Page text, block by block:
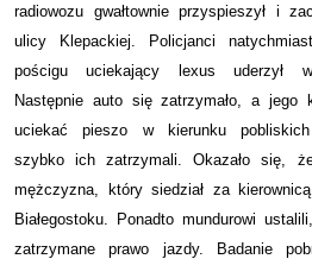
radiowozu gwałtownie przyspieszył i
ulicy Klepackiej. Policjanci
pościgu uciekający lexus uderzył
Następnie auto się zatrzymało, a jego
uciekać pieszo w kierunku
szybko ich zatrzymali. Okazało się,
mężczyzna, który siedział za
Białegostoku. Ponadto mundurowi
zatrzymane prawo jazdy. Badanie